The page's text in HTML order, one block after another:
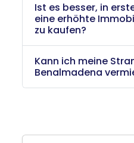
Ist es besser, in
eine erhöhte
zu kaufen?
Kann ich meine
Benalmadena